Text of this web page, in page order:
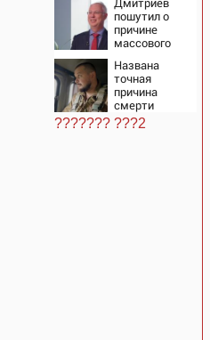
сентября
пошутил о
причине
массового
мигрантов в
Европу -
Новости на
Вести.ru
Названа
точная
причина
смерти
Владлена
Татарского -
??????? ???2